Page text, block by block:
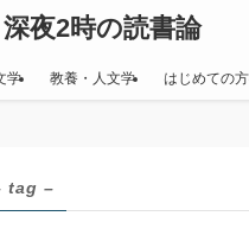
深夜2時の読書論
学 教養・人文学 はじめての
tag –